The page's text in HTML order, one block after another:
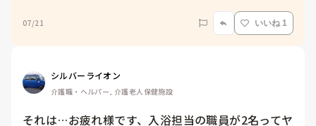
07/21 いいね 1
シルバーライオン
介護職・ヘルパー, 介護老人保健施設
それは…お疲れ様です、入浴担当の職員が2名ってヤ